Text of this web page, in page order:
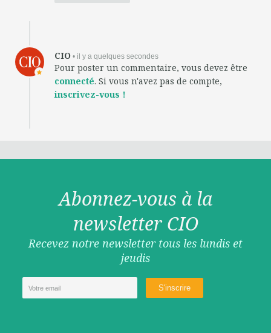
CIO • il y a quelques secondes
Pour poster un commentaire, vous devez être
connecté. Si vous n'avez pas de compte,
inscrivez-vous !
Abonnez-vous à la
newsletter CIO
Recevez notre newsletter tous les lundis et
jeudis